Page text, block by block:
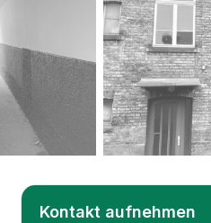
Kontakt aufnehmen